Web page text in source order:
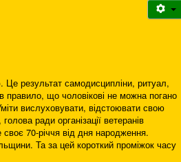
Це результат самодисципліни, ритуал,
правило, що чоловікові не можна погано
вислуховувати, відстоювати свою
ради організації ветеранів
своє 70-річчя від дня народження.
Та за цей короткий проміжок часу